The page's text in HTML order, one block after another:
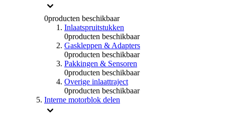
0producten beschikbaar
Inlaatspruitstukken
0producten beschikbaar
Gaskleppen & Adapters
0producten beschikbaar
Pakkingen & Sensoren
0producten beschikbaar
Overige inlaattraject
0producten beschikbaar
Interne motorblok delen